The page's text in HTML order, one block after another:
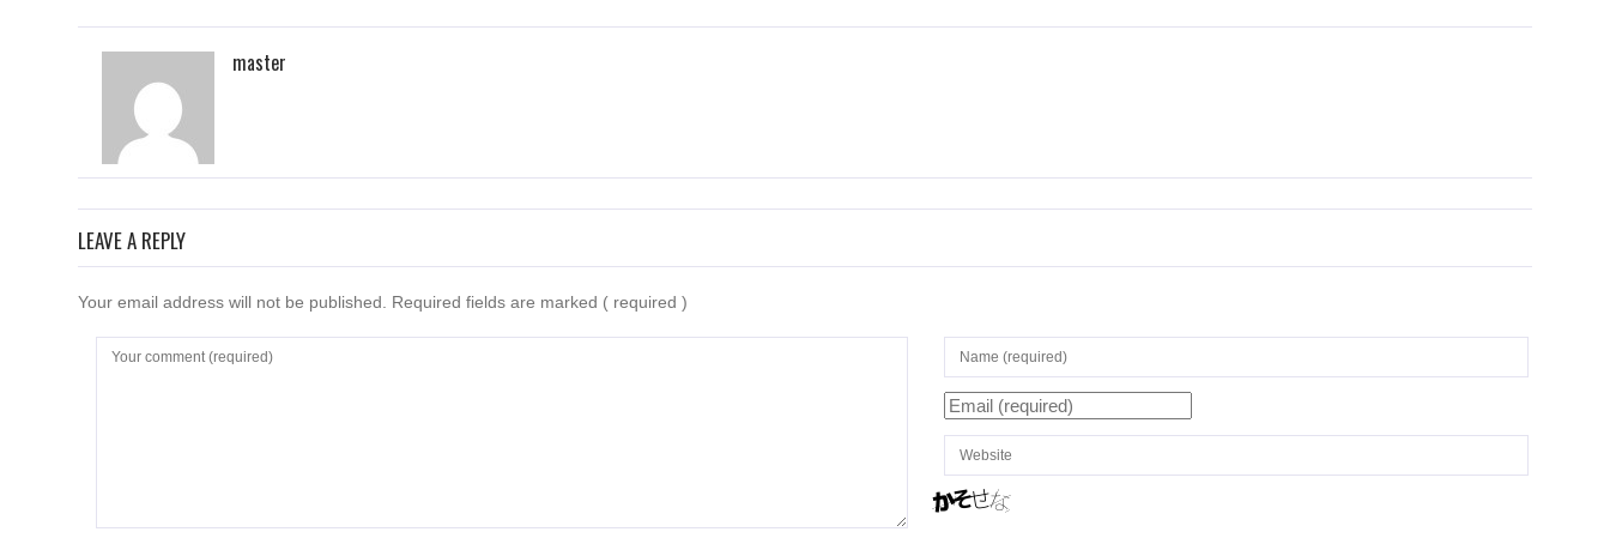
master
LEAVE A REPLY
Your email address will not be published. Required fields are marked ( required )